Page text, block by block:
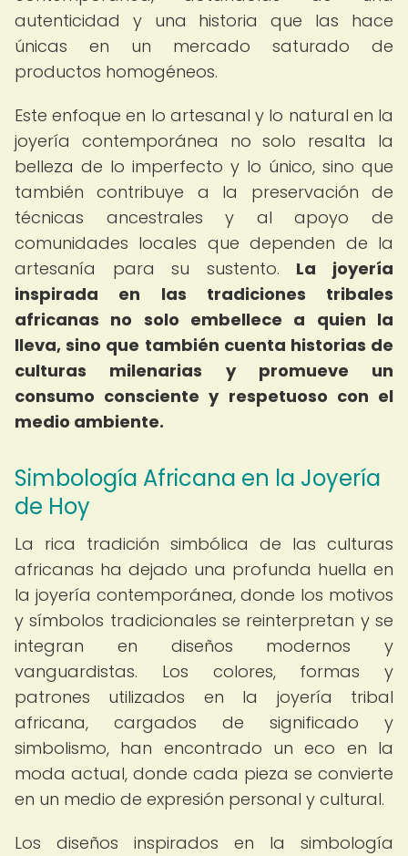
autenticidad y una historia que las hace
únicas en un mercado saturado de
productos homogéneos.
Este enfoque en lo artesanal y lo natural en la
joyería contemporánea no solo resalta la
belleza de lo imperfecto y lo único, sino que
también contribuye a la preservación de
técnicas ancestrales y al apoyo de
comunidades locales que dependen de la
artesanía para su sustento. La joyería
inspirada en las tradiciones tribales
africanas no solo embellece a quien la
lleva, sino que también cuenta historias de
culturas milenarias y promueve un
consumo consciente y respetuoso con el
medio ambiente.
Simbología Africana en la Joyería
de Hoy
La rica tradición simbólica de las culturas
africanas ha dejado una profunda huella en
la joyería contemporánea, donde los motivos
y símbolos tradicionales se reinterpretan y se
integran en diseños modernos y
vanguardistas. Los colores, formas y
patrones utilizados en la joyería tribal
africana, cargados de significado y
simbolismo, han encontrado un eco en la
moda actual, donde cada pieza se convierte
en un medio de expresión personal y cultural.
Los diseños inspirados en la simbología